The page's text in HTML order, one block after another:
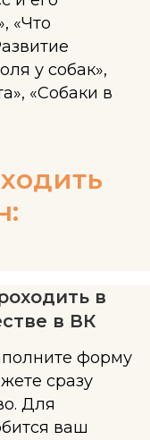
«Что
у собак»,
«Собаки в
в
в ВК
форму
сразу
Для
ваш